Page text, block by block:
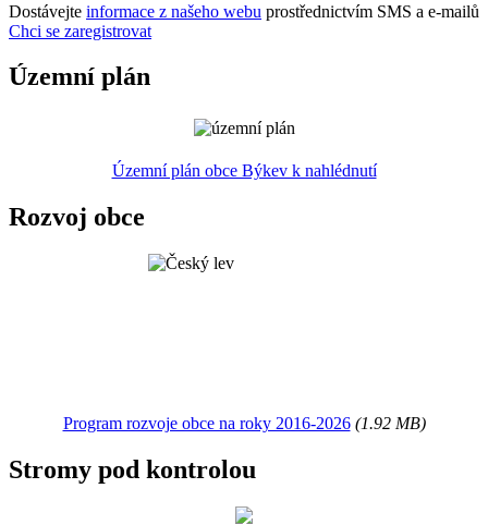
Dostávejte informace z našeho webu prostřednictvím SMS a e-mailů
Chci se zaregistrovat
Územní plán
Územní plán obce Býkev k nahlédnutí
Rozvoj obce
Program rozvoje obce na roky 2016-2026(1.92 MB)
Stromy pod kontrolou